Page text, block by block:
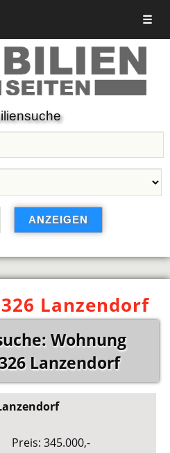
☰
Lanzendorf
Wohnung
Lanzendorf
Preis: 345.000,-